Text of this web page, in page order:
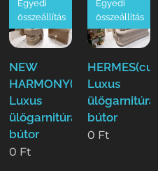
NEW
HARMONY(cur)
Luxus
ülőgarnitúra
bútor
Egyedi
összeállítás
0 Ft
Luxus
ülőgarnitúra
bútor
Egyedi
összeállítás
0 Ft